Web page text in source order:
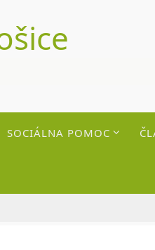
SOCIÁLNA POMOC